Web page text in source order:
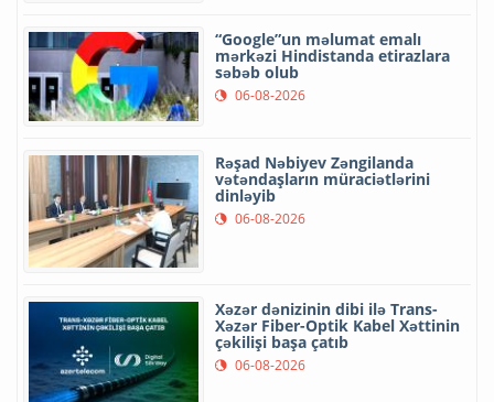
“Google”un məlumat emalı
mərkəzi Hindistanda etirazlara
səbəb olub
06-08-2026
Rəşad Nəbiyev Zəngilanda
vətəndaşların müraciətlərini
dinləyib
06-08-2026
Xəzər dənizinin dibi ilə Trans-
Xəzər Fiber-Optik Kabel Xəttinin
çəkilişi başa çatıb
06-08-2026